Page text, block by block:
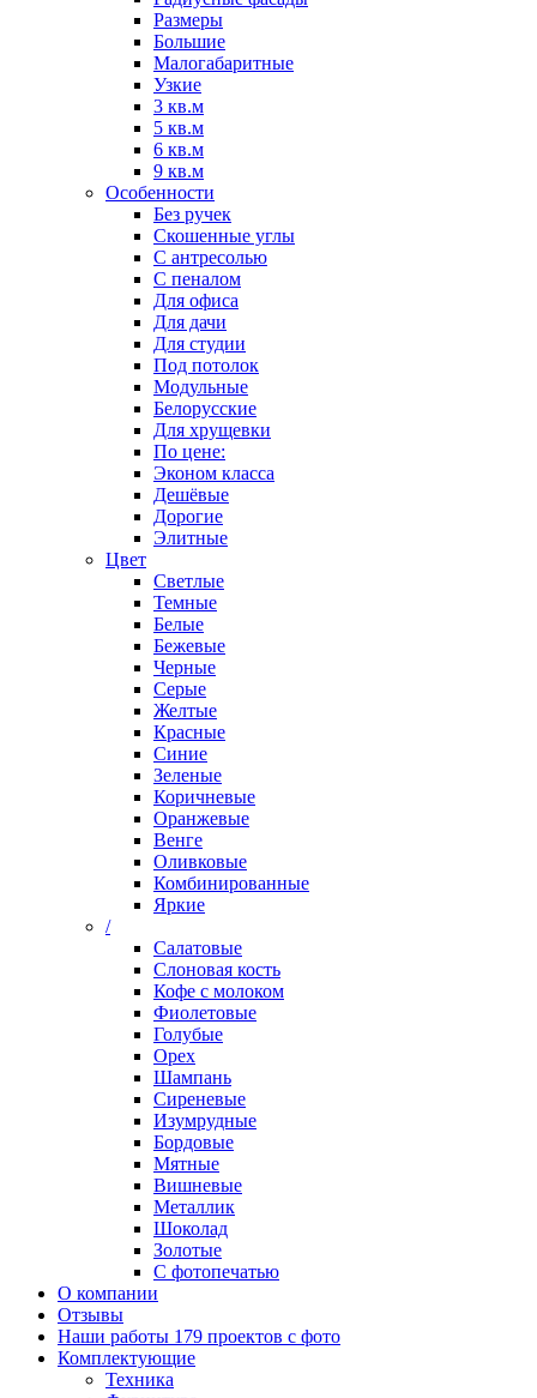
Размеры
Большие
Малогабаритные
Узкие
3 кв.м
5 кв.м
6 кв.м
9 кв.м
Особенности
Без ручек
Скошенные углы
С антресолью
С пеналом
Для офиса
Для дачи
Для студии
Под потолок
Модульные
Белорусские
Для хрущевки
По цене:
Эконом класса
Дешёвые
Дорогие
Элитные
Цвет
Светлые
Темные
Белые
Бежевые
Черные
Серые
Желтые
Красные
Синие
Зеленые
Коричневые
Оранжевые
Венге
Оливковые
Комбинированные
Яркие
/
Салатовые
Слоновая кость
Кофе с молоком
Фиолетовые
Голубые
Орех
Шампань
Сиреневые
Изумрудные
Бордовые
Мятные
Вишневые
Металлик
Шоколад
Золотые
С фотопечатью
О компании
Отзывы
Наши работы 179 проектов с фото
Комплектующие
Техника